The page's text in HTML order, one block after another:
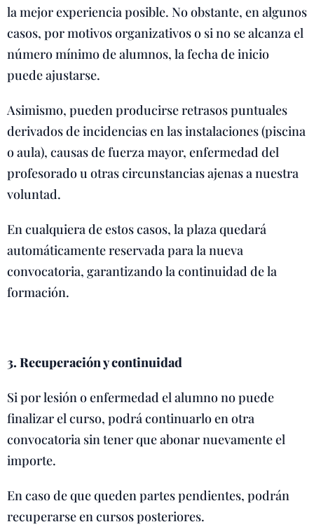
la mejor experiencia posible. No obstante, en algunos
casos, por motivos organizativos o si no se alcanza el
número mínimo de alumnos, la fecha de inicio
puede ajustarse.
Asimismo, pueden producirse retrasos puntuales
derivados de incidencias en las instalaciones (piscina
o aula), causas de fuerza mayor, enfermedad del
profesorado u otras circunstancias ajenas a nuestra
voluntad.
En cualquiera de estos casos, la plaza quedará
automáticamente reservada para la nueva
convocatoria, garantizando la continuidad de la
formación.
3. Recuperación y continuidad
Si por lesión o enfermedad el alumno no puede
finalizar el curso, podrá continuarlo en otra
convocatoria sin tener que abonar nuevamente el
importe.
En caso de que queden partes pendientes, podrán
recuperarse en cursos posteriores.